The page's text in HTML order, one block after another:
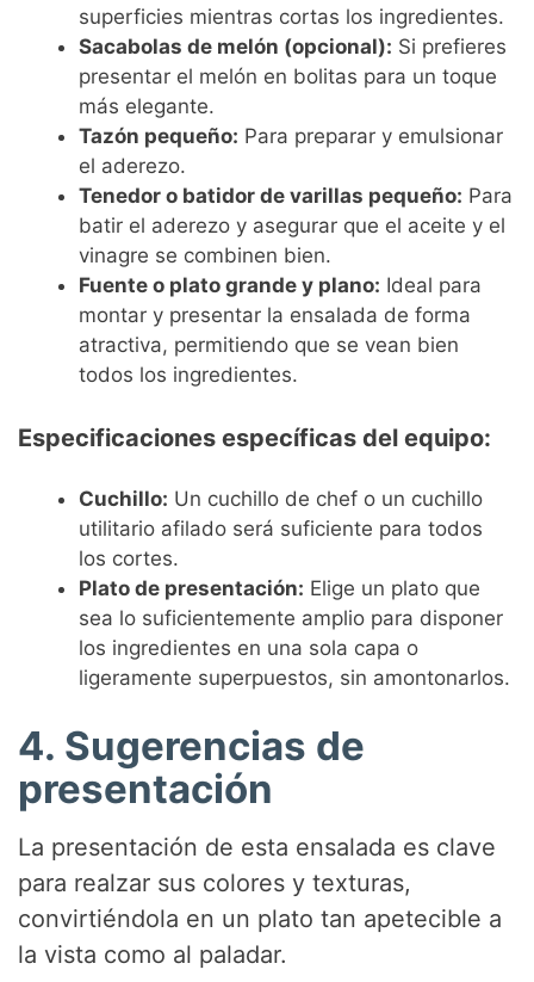
superficies mientras cortas los ingredientes.
Sacabolas de melón (opcional): Si prefieres
presentar el melón en bolitas para un toque
más elegante.
Tazón pequeño: Para preparar y emulsionar
el aderezo.
Tenedor o batidor de varillas pequeño: Para
batir el aderezo y asegurar que el aceite y el
vinagre se combinen bien.
Fuente o plato grande y plano: Ideal para
montar y presentar la ensalada de forma
atractiva, permitiendo que se vean bien
todos los ingredientes.
Especificaciones específicas del equipo:
Cuchillo: Un cuchillo de chef o un cuchillo
utilitario afilado será suficiente para todos
los cortes.
Plato de presentación: Elige un plato que
sea lo suficientemente amplio para disponer
los ingredientes en una sola capa o
ligeramente superpuestos, sin amontonarlos.
4. Sugerencias de
presentación
La presentación de esta ensalada es clave
para realzar sus colores y texturas,
convirtiéndola en un plato tan apetecible a
la vista como al paladar.